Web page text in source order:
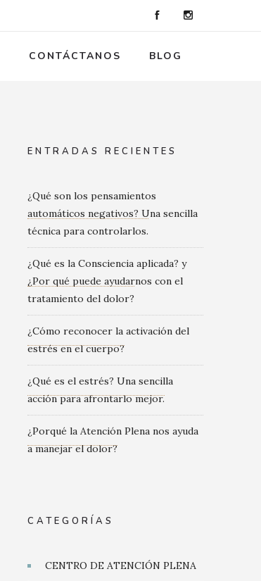
CONTÁCTANOS BLOG
ENTRADAS RECIENTES
¿Qué son los pensamientos
automáticos negativos? Una sencilla
técnica para controlarlos.
¿Qué es la Consciencia aplicada? y
¿Por qué puede ayudarnos con el
tratamiento del dolor?
¿Cómo reconocer la activación del
estrés en el cuerpo?
¿Qué es el estrés? Una sencilla
acción para afrontarlo mejor.
¿Porqué la Atención Plena nos ayuda
a manejar el dolor?
CATEGORÍAS
CENTRO DE ATENCIÓN PLENA